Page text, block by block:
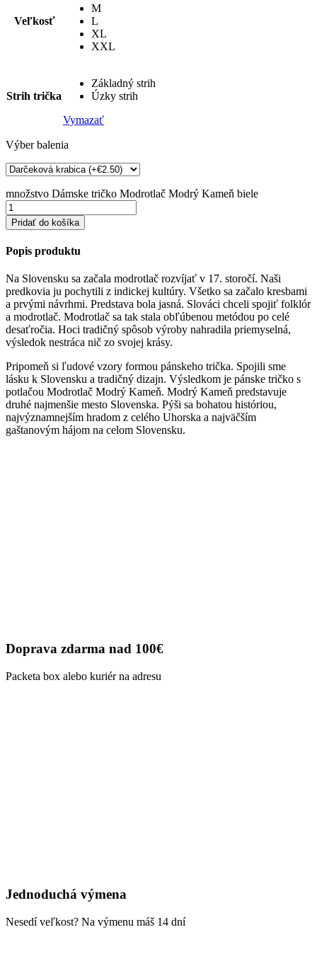
Veľkosť
M
L
XL
XXL
Strih trička
Základný strih
Úzky strih
Vymazať
Výber balenia
množstvo Dámske tričko Modrotlač Modrý Kameň biele
Pridať do košíka
Popis produktu
Na Slovensku sa začala modrotlač rozvíjať v 17. storočí. Naši
predkovia ju pochytili z indickej kultúry. Všetko sa začalo kresbami
a prvými návrhmi. Predstava bola jasná. Slováci chceli spojiť folklór
a modrotlač. Modrotlač sa tak stala obľúbenou metódou po celé
desaťročia. Hoci tradičný spôsob výroby nahradila priemyselná,
výsledok nestráca nič zo svojej krásy.
Pripomeň si ľudové vzory formou pánskeho trička. Spojili sme
lásku k Slovensku a tradičný dizajn. Výsledkom je pánske tričko s
potlačou Modrotlač Modrý Kameň. Modrý Kameň predstavuje
druhé najmenšie mesto Slovenska. Pýši sa bohatou históriou,
najvýznamnejším hradom z celého Uhorska a najväčším
gaštanovým hájom na celom Slovensku.
Doprava zdarma nad 100€
Packeta box alebo kuriér na adresu
Jednoduchá výmena
Nesedí veľkost? Na výmenu máš 14 dní